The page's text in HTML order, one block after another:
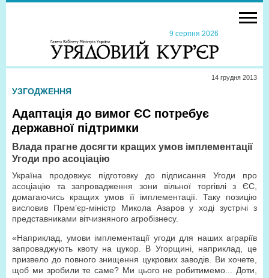
9 серпня 2026
14 грудня 2013
УЗГОДЖЕННЯ
Адаптація до вимог ЄС потребує
державної підтримки
Влада прагне досягти кращих умов імплементації
Угоди про асоціацію
Україна продовжує підготовку до підписання Угоди про
асоціацію та запровадження зони вільної торгівлі з ЄС,
домагаючись кращих умов її імплементації. Таку позицію
висловив Прем’єр-міністр Микола Азаров у ході зустрічі з
представниками вітчизняного агробізнесу.
«Наприклад, умови імплементації угоди для наших аграріїв
запроваджують квоту на цукор. В Угорщині, наприклад, це
призвело до повного знищення цукрових заводів. Ви хочете,
щоб ми зробили те саме? Ми цього не робитимемо... Доти,